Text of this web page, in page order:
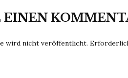
EINEN
wird nicht veröffentlicht.